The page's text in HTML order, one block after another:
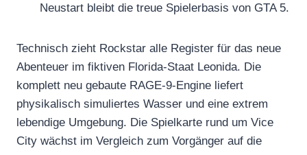
Neustart bleibt die treue Spielerbasis von GTA 5.
Technisch zieht Rockstar alle Register für das neue
Abenteuer im fiktiven Florida-Staat Leonida. Die
komplett neu gebaute RAGE-9-Engine liefert
physikalisch simuliertes Wasser und eine extrem
lebendige Umgebung. Die Spielkarte rund um Vice
City wächst im Vergleich zum Vorgänger auf die